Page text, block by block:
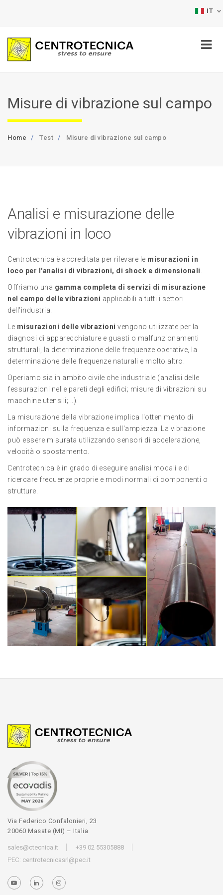
IT
Misure di vibrazione sul campo
Home Test Misure di vibrazione sul campo
Analisi e misurazione delle
vibrazioni in loco
Centrotecnica è accreditata per rilevare le misurazioni in
loco per l'analisi di vibrazioni, di shock e dimensionali
Offriamo una gamma completa di servizi di misurazione
nel campo delle vibrazioni applicabili a tutti i settori
dell'industria.
Le misurazioni delle vibrazioni vengono utilizzate per la
diagnosi di apparecchiature e guasti o malfunzionamenti
strutturali, la determinazione delle frequenze operative, la
determinazione delle frequenze naturali e molto altro.
Operiamo sia in ambito civile che industriale (analisi delle
fessurazioni nelle pareti degli edifici; misure di vibrazioni su
macchine utensili;...).
La misurazione della vibrazione implica l'ottenimento di
informazioni sulla frequenza e sull'ampiezza. La vibrazione
può essere misurata utilizzando sensori di accelerazione,
velocità o spostamento.
Centrotecnica è in grado di eseguire analisi modali e di
ricercare frequenze proprie e modi normali di componenti o
strutture.
Via Federico Confalonieri, 23
20060 Masate (MI) – Italia
sales@ctecnica.it
+39 02 55305888
PEC: centrotecnicasrl@pec.it